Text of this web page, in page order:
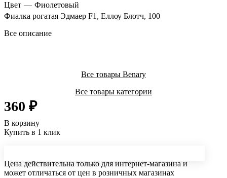
Цвет — Фиолетовый
Фиалка рогатая Эдмаер F1, Еллоу Блотч, 100
Все описание
Все товары Benary
Все товары категории
360 ₽
В корзину
Купить в 1 клик
Цена действительна только для интернет-магазина и
может отличаться от цен в розничных магазинах